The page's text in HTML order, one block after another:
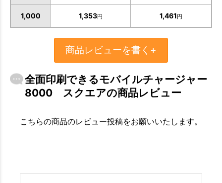
お買い物を続ける カートへ進む
1,000 1,353円 1,461円
商品レビューを書く+
全面印刷できるモバイルチャージャー
8000 スクエアの商品レビュー
こちらの商品のレビュー投稿をお願いいたします。